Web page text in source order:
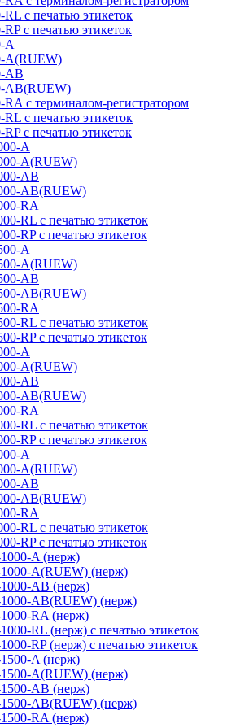
с печатью этикеток
с печатью этикеток
A
A(RUEW)
AB
AB(RUEW)
с терминалом-регистратором
с печатью этикеток
с печатью этикеток
A
A(RUEW)
AB
AB(RUEW)
RA
RL с печатью этикеток
RP с печатью этикеток
A
A(RUEW)
AB
AB(RUEW)
RA
RL с печатью этикеток
RP с печатью этикеток
A
A(RUEW)
AB
AB(RUEW)
RA
RL с печатью этикеток
RP с печатью этикеток
A
A(RUEW)
AB
AB(RUEW)
RA
RL с печатью этикеток
RP с печатью этикеток
A (нерж)
A(RUEW) (нерж)
AB (нерж)
AB(RUEW) (нерж)
RA (нерж)
RL (нерж) с печатью этикеток
RP (нерж) с печатью этикеток
A (нерж)
A(RUEW) (нерж)
AB (нерж)
AB(RUEW) (нерж)
RA (нерж)